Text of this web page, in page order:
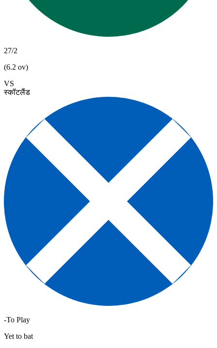
27/2
(6.2 ov)
VS
स्कॉटलैंड
-To Play
Yet to bat